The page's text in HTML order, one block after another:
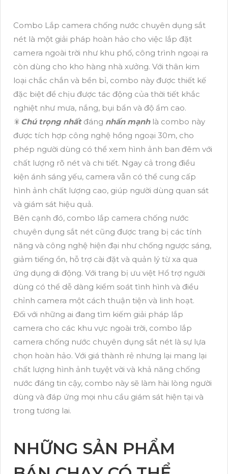
Combo Lắp camera chống nước chuyên dụng sắt
nét là một giải pháp hoàn hảo cho việc lắp đặt
camera ngoài trời như khu phố, công trình ngoại ra
còn dùng cho kho hàng nhà xưởng. Với thân kim
loại chắc chắn và bền bỉ, combo này được thiết kế
đặc biệt để chịu được tác động của thời tiết khắc
nghiệt như mưa, nắng, bụi bẩn và độ ẩm cao.
🎇 Chú trọng nhấtđáng nhấn mạnhlà combo này
được tích hợp công nghệ hồng ngoại 30m, cho
phép người dùng có thể xem hình ảnh ban đêm với
chất lượng rõ nét và chi tiết. Ngay cả trong điều
kiện ánh sáng yếu, camera vẫn có thể cung cấp
hình ảnh chất lượng cao, giúp người dùng quan sát
và giám sát hiệu quả.
Bên cạnh đó, combo lắp camera chống nước
chuyên dụng sắt nét cũng được trang bị các tính
năng và công nghệ hiện đại như chống ngược sáng,
giảm tiếng ồn, hỗ trợ cài đặt và quản lý từ xa qua
ứng dụng di động. Với trang bị ưu việt Hổ trợ người
dùng có thể dễ dàng kiểm soát tình hình và điều
chỉnh camera một cách thuận tiện và linh hoạt.
Đối với những ai đang tìm kiếm giải pháp lắp
camera cho các khu vực ngoài trời, combo lắp
camera chống nước chuyên dụng sắt nét là sự lựa
chọn hoàn hảo. Với giá thành rẻ nhưng lại mang lại
chất lượng hình ảnh tuyệt vời và khả năng chống
nước đáng tin cậy, combo này sẽ làm hài lòng người
dùng và đáp ứng mọi nhu cầu giám sát hiện tại và
trong tương lai.
NHỮNG SẢN PHẨM